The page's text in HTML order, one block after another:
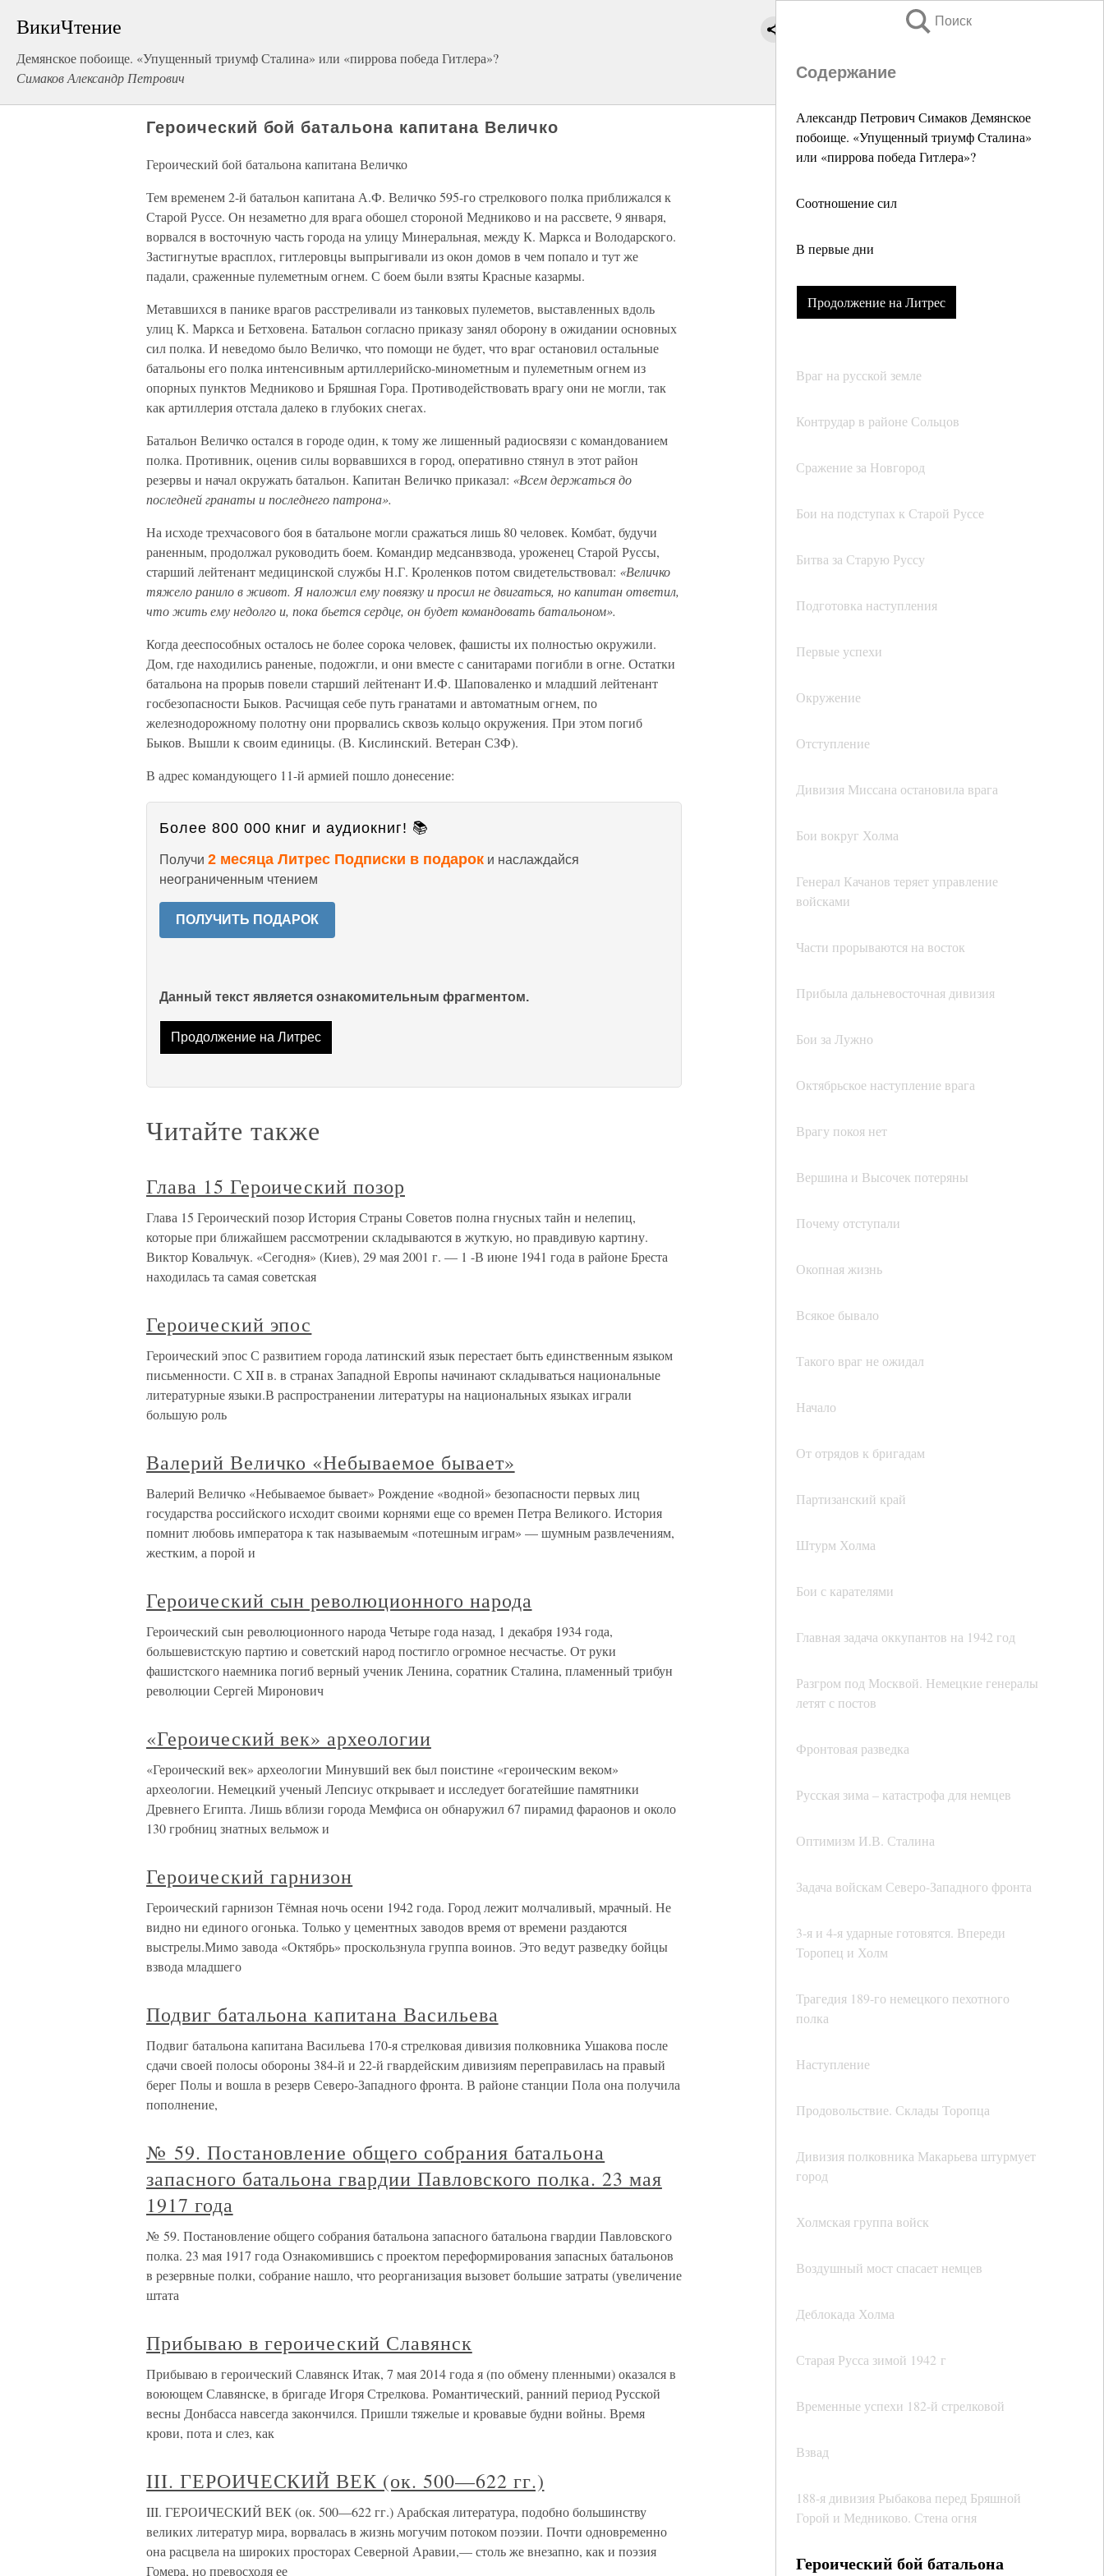
ВикиЧтение
Демянское побоище. «Упущенный триумф Сталина» или «пиррова победа Гитлера»?
Симаков Александр Петрович
Поиск
Содержание
Александр Петрович Симаков Демянское
побоище. «Упущенный триумф Сталина»
или «пиррова победа Гитлера»?
Соотношение сил
В первые дни
Продолжение на Литрес
Враг на русской земле
Контрудар в районе Сольцов
Сражение за Новгород
Бои на подступах к Старой Руссе
Битва за Старую Руссу
Подготовка наступления
Первые успехи
Окружение
Отступление
Дивизия Миссана остановила врага
Бои вокруг Холма
Генерал Качанов теряет управление
войсками
Части прорываются на восток
Прибыла дальневосточная дивизия
Бои за Лужно
Октябрьское наступление врага
Врагу покоя нет
Вершина и Высочек потеряны
Почему отступали
Окопная жизнь
Всякое бывало
Такого враг не ожидал
Начало
От отрядов к бригадам
Партизанский край
Штурм Холма
Бои с карателями
Главная задача оккупантов на 1942 год
Разгром под Москвой. Немецкие генералы
летят с постов
Фронтовая разведка
Русская зима – катастрофа для немцев
Оптимизм И.В. Сталина
Задача войскам Северо-Западного фронта
3-я и 4-я ударные готовятся. Впереди
Торопец и Холм
Трагедия 189-го немецкого пехотного
полка
Наступление
Продовольствие. Склады Торопца
Дивизия полковника Макарьева штурмует
город
Холмская группа войск
Воздушный мост спасает немцев
Деблокада Холма
Старая Русса зимой 1942 г
Временные успехи 182-й стрелковой
Взвад
188-я дивизия Рыбакова перед Бряшной
Горой и Медниково. Стена огня
Героический бой батальона
Героический бой батальона капитана Величко
Героический бой батальона капитана Величко
Тем временем 2-й батальон капитана А.Ф. Величко 595-го стрелкового полка приближался к
Старой Руссе. Он незаметно для врага обошел стороной Медниково и на рассвете, 9 января,
ворвался в восточную часть города на улицу Минеральная, между К. Маркса и Володарского.
Застигнутые врасплох, гитлеровцы выпрыгивали из окон домов в чем попало и тут же
падали, сраженные пулеметным огнем. С боем были взяты Красные казармы.
Метавшихся в панике врагов расстреливали из танковых пулеметов, выставленных вдоль
улиц К. Маркса и Бетховена. Батальон согласно приказу занял оборону в ожидании основных
сил полка. И неведомо было Величко, что помощи не будет, что враг остановил остальные
батальоны его полка интенсивным артиллерийско-минометным и пулеметным огнем из
опорных пунктов Медниково и Бряшная Гора. Противодействовать врагу они не могли, так
как артиллерия отстала далеко в глубоких снегах.
Батальон Величко остался в городе один, к тому же лишенный радиосвязи с командованием
полка. Противник, оценив силы ворвавшихся в город, оперативно стянул в этот район
резервы и начал окружать батальон. Капитан Величко приказал: «Всем держаться до
последней гранаты и последнего патрона».
На исходе трехчасового боя в батальоне могли сражаться лишь 80 человек. Комбат, будучи
раненным, продолжал руководить боем. Командир медсанвзвода, уроженец Старой Руссы,
старший лейтенант медицинской службы Н.Г. Кроленков потом свидетельствовал: «Величко
тяжело ранило в живот. Я наложил ему повязку и просил не двигаться, но капитан ответил,
что жить ему недолго и, пока бьется сердце, он будет командовать батальоном».
Когда дееспособных осталось не более сорока человек, фашисты их полностью окружили.
Дом, где находились раненые, подожгли, и они вместе с санитарами погибли в огне. Остатки
батальона на прорыв повели старший лейтенант И.Ф. Шаповаленко и младший лейтенант
госбезопасности Быков. Расчищая себе путь гранатами и автоматным огнем, по
железнодорожному полотну они прорвались сквозь кольцо окружения. При этом погиб
Быков. Вышли к своим единицы. (В. Кислинский. Ветеран СЗФ).
В адрес командующего 11-й армией пошло донесение:
Более 800 000 книг и аудиокниг! 📚
Получи 2 месяца Литрес Подписки в подарок и наслаждайся
неограниченным чтением
ПОЛУЧИТЬ ПОДАРОК
Данный текст является ознакомительным фрагментом.
Продолжение на Литрес
Читайте также
Глава 15 Героический позор
Глава 15 Героический позор История Страны Советов полна гнусных тайн и нелепиц,
которые при ближайшем рассмотрении складываются в жуткую, но правдивую картину.
Виктор Ковальчук. «Сегодня» (Киев), 29 мая 2001 г. — 1 -В июне 1941 года в районе Бреста
находилась та самая советская
Героический эпос
Героический эпос С развитием города латинский язык перестает быть единственным языком
письменности. С XII в. в странах Западной Европы начинают складываться национальные
литературные языки.В распространении литературы на национальных языках играли
большую роль
Валерий Величко «Небываемое бывает»
Валерий Величко «Небываемое бывает» Рождение «водной» безопасности первых лиц
государства российского исходит своими корнями еще со времен Петра Великого. История
помнит любовь императора к так называемым «потешным играм» — шумным развлечениям,
жестким, а порой и
Героический сын революционного народа
Героический сын революционного народа Четыре года назад, 1 декабря 1934 года,
большевистскую партию и советский народ постигло огромное несчастье. От руки
фашистского наемника погиб верный ученик Ленина, соратник Сталина, пламенный трибун
революции Сергей Миронович
«Героический век» археологии
«Героический век» археологии Минувший век был поистине «героическим веком»
археологии. Немецкий ученый Лепсиус открывает и исследует богатейшие памятники
Древнего Египта. Лишь вблизи города Мемфиса он обнаружил 67 пирамид фараонов и около
130 гробниц знатных вельмож и
Героический гарнизон
Героический гарнизон Тёмная ночь осени 1942 года. Город лежит молчаливый, мрачный. Не
видно ни единого огонька. Только у цементных заводов время от времени раздаются
выстрелы.Мимо завода «Октябрь» проскользнула группа воинов. Это ведут разведку бойцы
взвода младшего
Подвиг батальона капитана Васильева
Подвиг батальона капитана Васильева 170-я стрелковая дивизия полковника Ушакова после
сдачи своей полосы обороны 384-й и 22-й гвардейским дивизиям переправилась на правый
берег Полы и вошла в резерв Северо-Западного фронта. В районе станции Пола она получила
пополнение,
№ 59. Постановление общего собрания батальона
запасного батальона гвардии Павловского полка. 23 мая
1917 года
№ 59. Постановление общего собрания батальона запасного батальона гвардии Павловского
полка. 23 мая 1917 года Ознакомившись с проектом переформирования запасных батальонов
в резервные полки, собрание нашло, что реорганизация вызовет большие затраты (увеличение
штата
Прибываю в героический Славянск
Прибываю в героический Славянск Итак, 7 мая 2014 года я (по обмену пленными) оказался в
воюющем Славянске, в бригаде Игоря Стрелкова. Романтический, ранний период Русской
весны Донбасса навсегда закончился. Пришли тяжелые и кровавые будни войны. Время
крови, пота и слез, как
III. ГЕРОИЧЕСКИЙ ВЕК (ок. 500—622 гг.)
III. ГЕРОИЧЕСКИЙ ВЕК (ок. 500—622 гг.) Арабская литература, подобно большинству
великих литератур мира, ворвалась в жизнь могучим потоком поэзии. Почти одновременно
она расцвела на широких просторах Северной Аравии,— столь же внезапно, как и поэзия
Гомера, но превосходя ее